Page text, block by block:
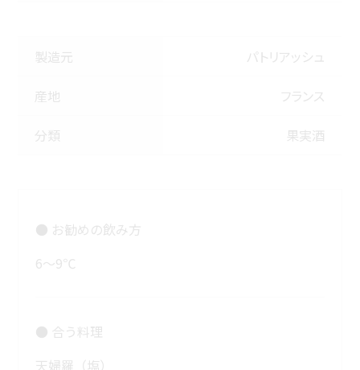
製造元 パトリアッシュ
産地 フランス
分類 果実酒
● お勧めの飲み方
6～9℃
● 合う料理
天婦羅（塩）